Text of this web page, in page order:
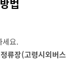
법
세요.
류장(고령시외버스